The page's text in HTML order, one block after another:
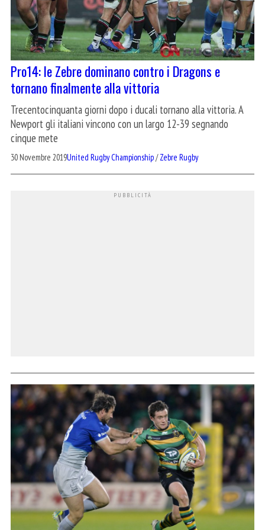
Pro14: le Zebre dominano contro i Dragons e
tornano finalmente alla vittoria
Trecentocinquanta giorni dopo i ducali tornano alla vittoria. A
Newport gli italiani vincono con un largo 12-39 segnando
cinque mete
30 Novembre 2019United Rugby Championship/Zebre Rugby